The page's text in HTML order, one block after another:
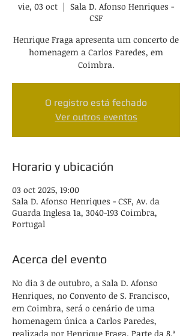
vie, 03 oct
  |
Sala D. Afonso Henriques -
CSF
Henrique Fraga apresenta um concerto de
homenagem a Carlos Paredes, em
Coimbra.
O registro está fechado
Ver outros eventos
Horario y ubicación
03 oct 2025, 19:00
Sala D. Afonso Henriques - CSF, Av. da
Guarda Inglesa 1a, 3040-193 Coimbra,
Portugal
Acerca del evento
No dia 3 de outubro, a Sala D. Afonso
Henriques, no Convento de S. Francisco,
em Coimbra, será o cenário de uma
homenagem única a Carlos Paredes,
realizada por Henrique Fraga. Parte da 8.ª